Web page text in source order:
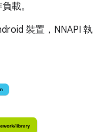
載。
裝置，NNAPI 執